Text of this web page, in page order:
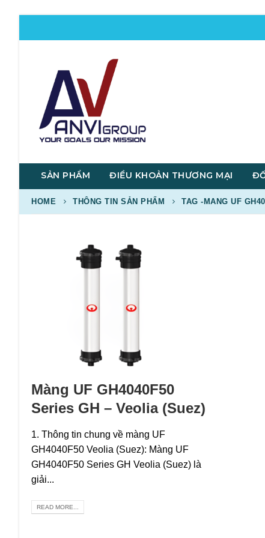
SẢN PHẨM ĐIỀU KHOẢN THƯƠNG MẠI
HOME THÔNG TIN SẢN PHẨM TAG -MANG UF
Màng UF GH4040F50
Series GH – Veolia (Suez)
1. Thông tin chung về màng UF
GH4040F50 Veolia (Suez): Màng UF
GH4040F50 Series GH Veolia (Suez) là
giải...
READ MORE...